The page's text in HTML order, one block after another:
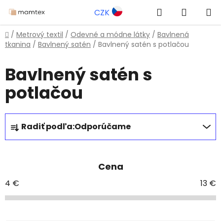
na
obsah
CZK Hľadať
KOŠÍK
Domov
/ Metrový textil / Odevné a módne látky / Bavlnená
tkanina / Bavlnený satén / Bavlnený satén s potlačou
Bavlnený satén s
potlačou
R
a
d
i
e
Radiť podľa:Odporúčame
Cena
4 € 13 €